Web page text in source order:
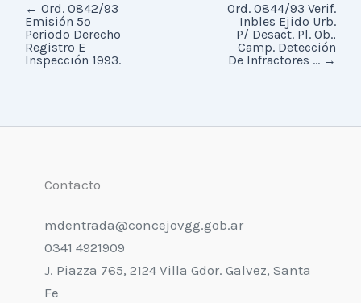
← Ord. 0842/93
Emisión 5º
Periodo Derecho
Registro E
Inspección 1993.
Ord. 0844/93 Verif.
Inbles Ejido Urb.
P/ Desact. Pl. Ob.,
Camp. Detección
De Infractores ... →
Contacto
mdentrada@concejovgg.gob.ar
0341 4921909
J. Piazza 765, 2124 Villa Gdor. Galvez, Santa
Fe